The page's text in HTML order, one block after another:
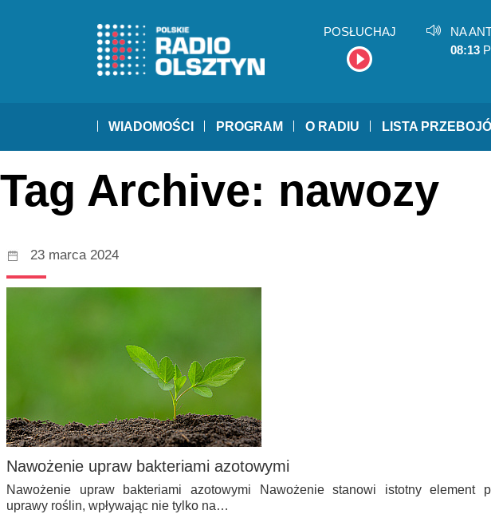
POSŁUCHAJ
NA
08:13
WIADOMOŚCI PROGRAM O RADIU LISTA
Tag Archive: nawozy
23 marca 2024
Nawożenie upraw bakteriami azotowymi
Nawożenie upraw bakteriami azotowymi Nawożenie stanowi istotny element
uprawy roślin, wpływając nie tylko na…